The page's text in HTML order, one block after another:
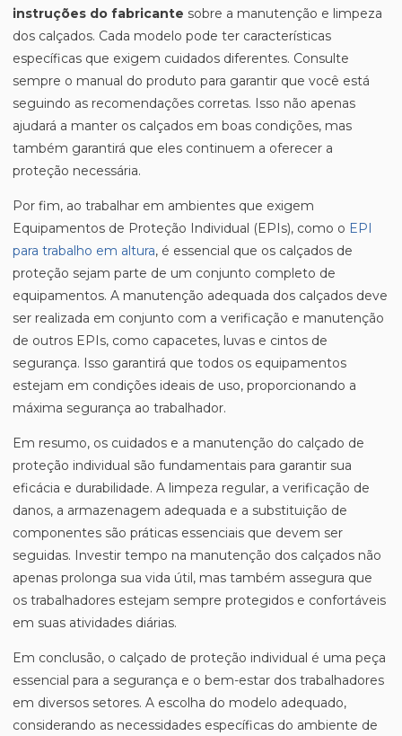
instruções do fabricante sobre a manutenção e limpeza
dos calçados. Cada modelo pode ter características
específicas que exigem cuidados diferentes. Consulte
sempre o manual do produto para garantir que você está
seguindo as recomendações corretas. Isso não apenas
ajudará a manter os calçados em boas condições, mas
também garantirá que eles continuem a oferecer a
proteção necessária.
Por fim, ao trabalhar em ambientes que exigem
Equipamentos de Proteção Individual (EPIs), como o EPI
para trabalho em altura, é essencial que os calçados de
proteção sejam parte de um conjunto completo de
equipamentos. A manutenção adequada dos calçados deve
ser realizada em conjunto com a verificação e manutenção
de outros EPIs, como capacetes, luvas e cintos de
segurança. Isso garantirá que todos os equipamentos
estejam em condições ideais de uso, proporcionando a
máxima segurança ao trabalhador.
Em resumo, os cuidados e a manutenção do calçado de
proteção individual são fundamentais para garantir sua
eficácia e durabilidade. A limpeza regular, a verificação de
danos, a armazenagem adequada e a substituição de
componentes são práticas essenciais que devem ser
seguidas. Investir tempo na manutenção dos calçados não
apenas prolonga sua vida útil, mas também assegura que
os trabalhadores estejam sempre protegidos e confortáveis
em suas atividades diárias.
Em conclusão, o calçado de proteção individual é uma peça
essencial para a segurança e o bem-estar dos trabalhadores
em diversos setores. A escolha do modelo adequado,
considerando as necessidades específicas do ambiente de